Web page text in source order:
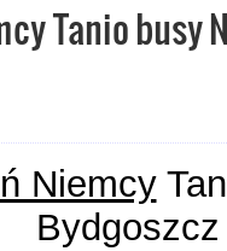
Tanio busy
Niemcy
Bydgoszcz